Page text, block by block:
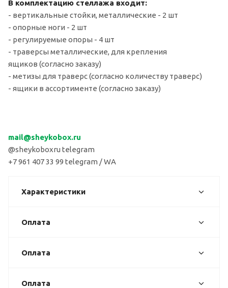
В комплектацию стеллажа входит:
- вертикальные стойки, металлические - 2 шт
- опорные ноги - 2 шт
- регулируемые опоры - 4 шт
- траверсы металлические, для крепления
ящиков (согласно заказу)
- метизы для траверс (согласно количеству траверс)
- ящики в ассортименте (согласно заказу)
mail@sheykobox.ru
@sheykoboxru telegram
+7 961 407 33 99 telegram / WA
Характеристики
Оплата
Оплата
Оплата